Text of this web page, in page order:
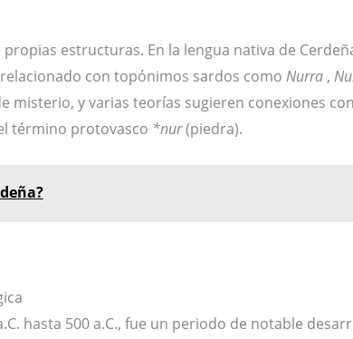
estructuras. En la lengua nativa de
con topónimos sardos como Nurra,
misterio, y varias teorías sugieren conexiones
término protovasco *nur(piedra).
hasta 500 a.C., fue un periodo de notable